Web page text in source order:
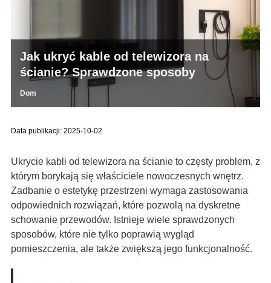
Jak ukryć kable od telewizora na
ścianie? Sprawdzone sposoby
Dom
Data publikacji: 2025-10-02
Ukrycie kabli od telewizora na ścianie to częsty problem, z
którym borykają się właściciele nowoczesnych wnętrz.
Zadbanie o estetykę przestrzeni wymaga zastosowania
odpowiednich rozwiązań, które pozwolą na dyskretne
schowanie przewodów. Istnieje wiele sprawdzonych
sposobów, które nie tylko poprawią wygląd
pomieszczenia, ale także zwiększą jego funkcjonalność.